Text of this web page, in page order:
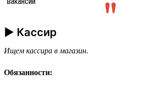
► Кассир
Ищем кассира в магазин.
Обязанности: